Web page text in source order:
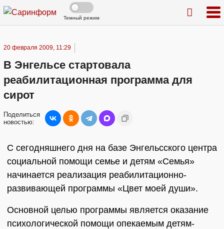
Темный режим
20 февраля 2009, 11:29
В Энгельсе стартовала
реабилитационная программа для
сирот
Поделиться
новостью:
С сегодняшнего дня на базе Энгельсского центра
социальной помощи семье и детям «Семья»
начинается реализация реабилитационно-
развивающей программы «Цвет моей души».
Основной целью программы является оказание
психологической помощи опекаемым детям-